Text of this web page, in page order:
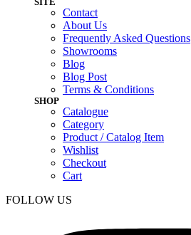
Contact
About Us
Frequently Asked Questions
Showrooms
Blog
Blog Post
Terms & Conditions
SHOP
Catalogue
Category
Product / Catalog Item
Wishlist
Checkout
Cart
FOLLOW US